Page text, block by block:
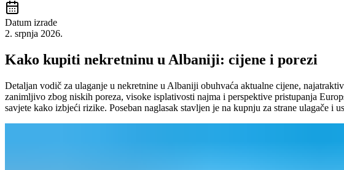
Datum izrade
2. srpnja 2026.
Kako kupiti nekretninu u Albaniji: cijene i porezi
Detaljan vodič za ulaganje u nekretnine u Albaniji obuhvaća aktualne cijene,
zanimljivo zbog niskih poreza, visoke isplativosti najma i perspektive pristupanja
savjete kako izbjeći rizike. Poseban naglasak stavljen je na kupnju za strane ulagače i